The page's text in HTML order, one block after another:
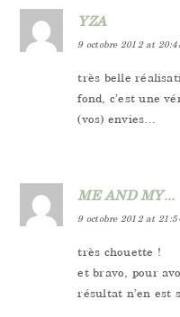
YZA
9 octobre 2012 at
très belle
fond, c’est une
(vos) envies…
ME AND MY...
9 octobre 2012 at
très chouette !
et bravo, pour
résultat n’en est